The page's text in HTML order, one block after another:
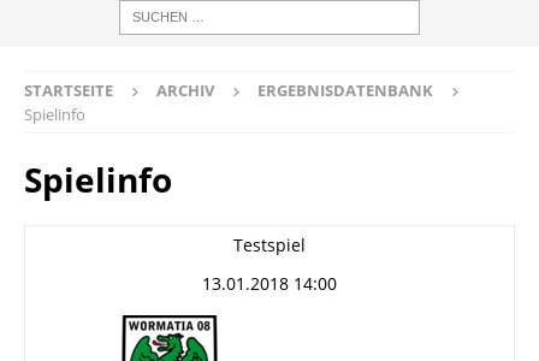
STARTSEITE ARCHIV
ERGEBNISDATENBANK
Spielinfo
Spielinfo
Testspiel
13.01.2018 14:00